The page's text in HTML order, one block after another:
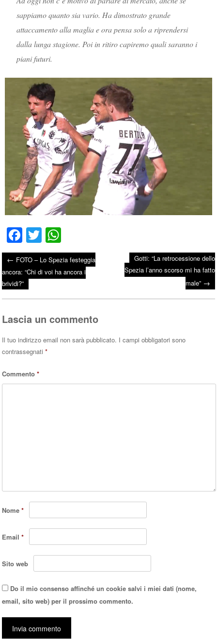
sappiamo quanto sia vario. Ha dimostrato grande
attaccamento alla maglia e ora pensa solo a riprendersi
dalla lunga stagione. Poi in ritiro capiremo quali saranno i
piani futuri.
Fa
ce
bo
ok
T
wi
tte
r
ha
ts
A
pp
Post navigation
← FOTO – Lo Spezia festeggia
ancora: “Chi di voi ha ancora i
brividi?”
Gotti: “La retrocessione dello
Spezia l’anno scorso mi ha fatto
male” →
Lascia un commento
Il tuo indirizzo email non sarà pubblicato. I campi obbligatori sono
contrassegnati*
Commento*
Nome*
Email*
Sito web
Do il mio consenso affinché un cookie salvi i miei dati (nome,
email, sito web) per il prossimo commento.